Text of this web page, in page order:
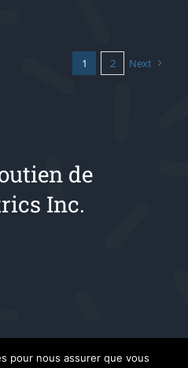
1 2 Next
de
Inc.
pour nous assurer que vous